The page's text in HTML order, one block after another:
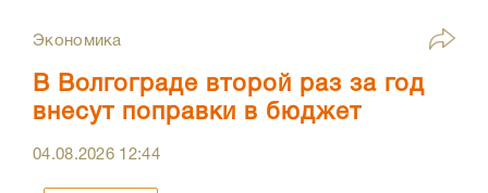
Экономика
В Волгограде второй раз за год
внесут поправки в бюджет
04.08.2026 12:44